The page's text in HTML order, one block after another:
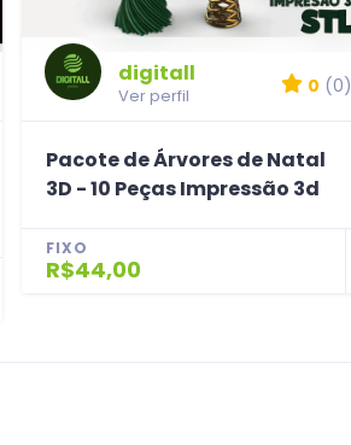
digitall
Ver perfil 0 (0)
Pacote de Árvores de Natal
3D - 10 Peças Impressão 3d
FIXO
R$44,00